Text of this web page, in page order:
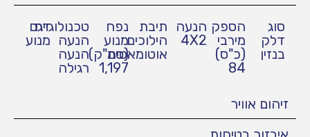
סוג
דלק
בנזין
הספק
מירבי
(כ"ס)
84
הנעה
4X2
תיבת
הילוכים
אוטומאטית
נפח
מנוע
(סמ"ק)
1,197
טכנולוגיית
הנעה
הנעה
רגילה
דגם
מנוע
זיהום אוויר